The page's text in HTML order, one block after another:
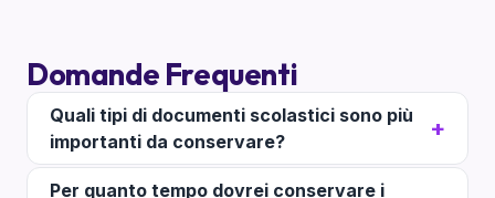
Domande Frequenti
Quali tipi di documenti scolastici sono più
importanti da conservare?
Per quanto tempo dovrei conservare i